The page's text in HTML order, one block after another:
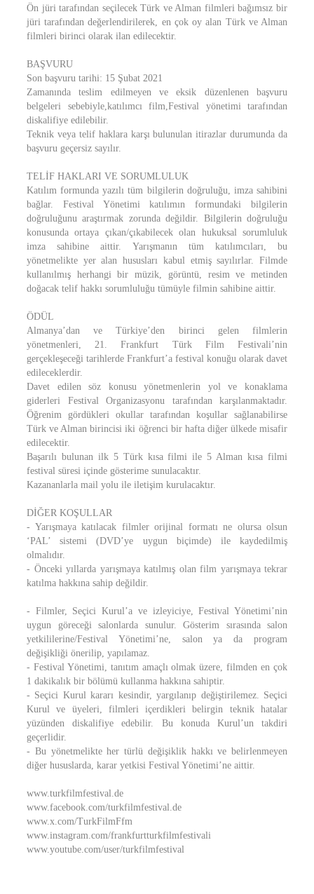
Ön jüri tarafından seçilecek Türk ve Alman filmleri bağımsız bir
jüri tarafından değerlendirilerek, en çok oy alan Türk ve Alman
filmleri birinci olarak ilan edilecektir.
BAŞVURU
Son başvuru tarihi: 15 Şubat 2021
Zamanında teslim edilmeyen ve eksik düzenlenen başvuru
belgeleri sebebiyle,katılımcı film,Festival yönetimi tarafından
diskalifiye edilebilir.
Teknik veya telif haklara karşı bulunulan itirazlar durumunda da
başvuru geçersiz sayılır.
TELİF HAKLARI VE SORUMLULUK
Katılım formunda yazılı tüm bilgilerin doğruluğu, imza sahibini
bağlar. Festival Yönetimi katılımın formundaki bilgilerin
doğruluğunu araştırmak zorunda değildir. Bilgilerin doğruluğu
konusunda ortaya çıkan/çıkabilecek olan hukuksal sorumluluk
imza sahibine aittir. Yarışmanın tüm katılımcıları, bu
yönetmelikte yer alan hususları kabul etmiş sayılırlar. Filmde
kullanılmış herhangi bir müzik, görüntü, resim ve metinden
doğacak telif hakkı sorumluluğu tümüyle filmin sahibine aittir.
ÖDÜL
Almanya’dan ve Türkiye’den birinci gelen filmlerin
yönetmenleri, 21. Frankfurt Türk Film Festivali’nin
gerçekleşeceği tarihlerde Frankfurt’a festival konuğu olarak davet
edileceklerdir.
Davet edilen söz konusu yönetmenlerin yol ve konaklama
giderleri Festival Organizasyonu tarafından karşılanmaktadır.
Öğrenim gördükleri okullar tarafından koşullar sağlanabilirse
Türk ve Alman birincisi iki öğrenci bir hafta diğer ülkede misafir
edilecektir.
Başarılı bulunan ilk 5 Türk kısa filmi ile 5 Alman kısa filmi
festival süresi içinde gösterime sunulacaktır.
Kazananlarla mail yolu ile iletişim kurulacaktır.
DİĞER KOŞULLAR
- Yarışmaya katılacak filmler orijinal formatı ne olursa olsun
‘PAL’ sistemi (DVD’ye uygun biçimde) ile kaydedilmiş
olmalıdır.
- Önceki yıllarda yarışmaya katılmış olan film yarışmaya tekrar
katılma hakkına sahip değildir.
- Filmler, Seçici Kurul’a ve izleyiciye, Festival Yönetimi’nin
uygun göreceği salonlarda sunulur. Gösterim sırasında salon
yetkililerine/Festival Yönetimi’ne, salon ya da program
değişikliği önerilip, yapılamaz.
- Festival Yönetimi, tanıtım amaçlı olmak üzere, filmden en çok
1 dakikalık bir bölümü kullanma hakkına sahiptir.
- Seçici Kurul kararı kesindir, yargılanıp değiştirilemez. Seçici
Kurul ve üyeleri, filmleri içerdikleri belirgin teknik hatalar
yüzünden diskalifiye edebilir. Bu konuda Kurul’un takdiri
geçerlidir.
- Bu yönetmelikte her türlü değişiklik hakkı ve belirlenmeyen
diğer hususlarda, karar yetkisi Festival Yönetimi’ne aittir.
www.turkfilmfestival.de
www.facebook.com/turkfilmfestival.de
www.x.com/TurkFilmFfm
www.instagram.com/frankfurtturkfilmfestivali
www.youtube.com/user/turkfilmfestival